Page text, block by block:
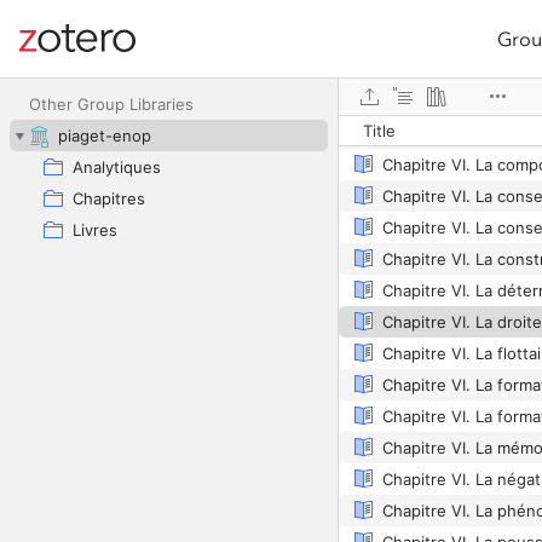
Site navigation
Other Group Libraries
piaget-enop
Analytiques
Chapitres
Livres
Title
Chapitre VI. La